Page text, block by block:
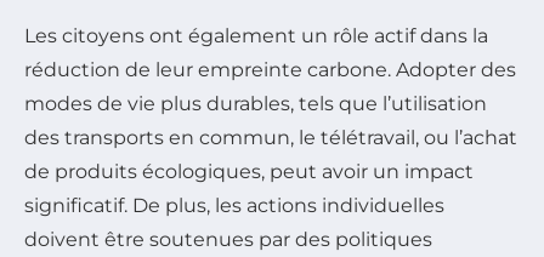
Les citoyens ont également un rôle actif dans la
réduction de leur empreinte carbone. Adopter des
modes de vie plus durables, tels que l’utilisation
des transports en commun, le télétravail, ou l’achat
de produits écologiques, peut avoir un impact
significatif. De plus, les actions individuelles
doivent être soutenues par des politiques